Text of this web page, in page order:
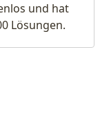
und hat
Lösungen.